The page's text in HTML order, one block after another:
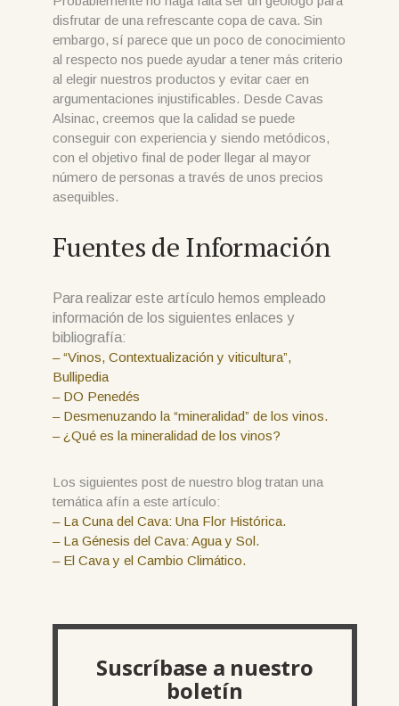
disfrutar de una refrescante copa de cava. Sin
embargo, sí parece que un poco de conocimiento
al respecto nos puede ayudar a tener más criterio
al elegir nuestros productos y evitar caer en
argumentaciones injustificables. Desde Cavas
Alsinac, creemos que la calidad se puede
conseguir con experiencia y siendo metódicos,
con el objetivo final de poder llegar al mayor
número de personas a través de unos precios
asequibles.
Fuentes de Información
Para realizar este artículo hemos empleado
información de los siguientes enlaces y
bibliografía:
– “Vinos, Contextualización y viticultura”,
Bullipedia
– DO Penedés
– Desmenuzando la “mineralidad” de los vinos.
– ¿Qué es la mineralidad de los vinos?
Los siguientes post de nuestro blog tratan una
temática afín a este artículo:
– La Cuna del Cava: Una Flor Histórica.
– La Génesis del Cava: Agua y Sol.
– El Cava y el Cambio Climático.
Suscríbase a nuestro
boletín